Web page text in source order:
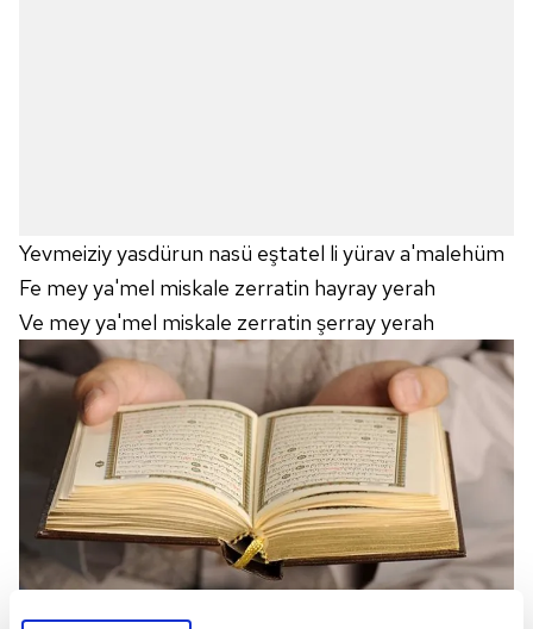
Yevmeiziy yasdürun nasü eştatel li yürav a'malehüm
Fe mey ya'mel miskale zerratin hayray yerah
Ve mey ya'mel miskale zerratin şerray yerah